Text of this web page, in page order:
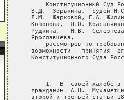
Конституционный Суд
В.Д.  Зорькина,  судей
Л.М.  Жарковой, Г.А.
Кононова,  Л.О.
Рудкина,   Н.В.
   Ярославцева,
рассмотрев по
возможности   принятия
Конституционного Суда
1.  В  своей жалобе
гражданин  А.Н.
второй и третьей статьи